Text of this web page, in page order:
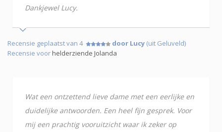
Dankjewel Lucy.
Recensie geplaatst van 4 door Lucy (uit Geluveld)
Recensie voorhelderziende Jolanda
Wat een ontzettend lieve dame met een eerlijke en
duidelijke antwoorden. Een heel fijn gesprek. Voor
mij een prachtig vooruitzicht waar ik zeker op